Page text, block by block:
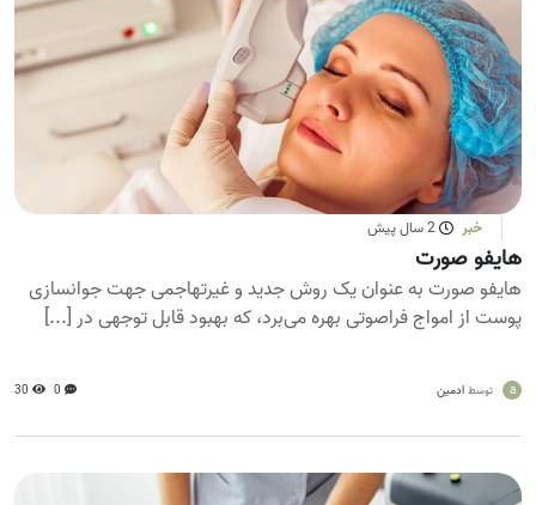
خبر 2 سال پیش
هایفو صورت
هایفو صورت به عنوان یک روش جدید و غیرتهاجمی جهت جوانسازی
پوست از امواج فراصوتی بهره می‌برد، که بهبود قابل توجهی در [...]
a توسط ادمین 0
30